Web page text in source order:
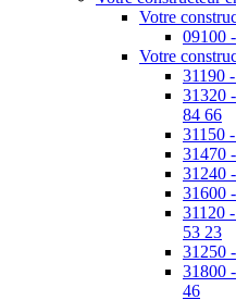
Votre
09100
Votre
31190
31320
84 66
31150
31470
31240
31600
31120
53 23
31250
31800
46